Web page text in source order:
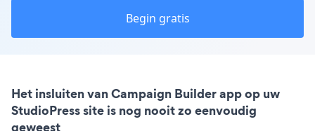
Begin gratis
Het insluiten van Campaign Builder app op uw
StudioPress site is nog nooit zo eenvoudig
geweest